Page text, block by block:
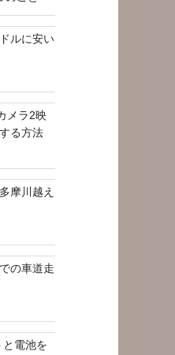
ルに安い
メラ2映
る方法
摩川越え
の車道走
電池を